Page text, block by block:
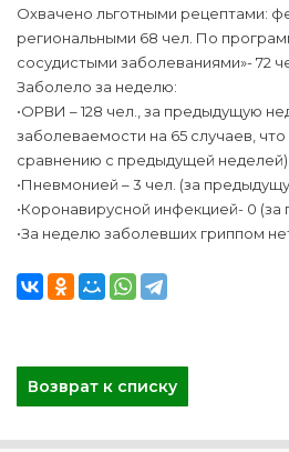
Охвачено льготными рецептами:
региональными 68 чел. По
сосудистыми заболеваниями»- 72
Заболело за неделю:
•ОРВИ – 128 чел., за предыдущую
заболеваемости на 65 случаев, что
сравнению с предыдущей неделей).
•Пневмонией – 3 чел. (за
•Коронавирусной инфекцией- 0
•За неделю заболевших гриппом
Возврат к списку